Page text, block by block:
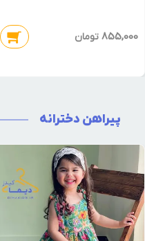
855,000 تومان
پیراهن دخترانه